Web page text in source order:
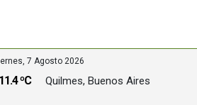
7 Agosto 2026
11.4 ºC Quilmes, Buenos Aires